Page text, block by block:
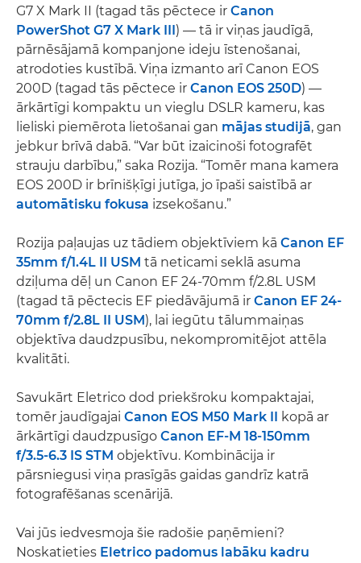
G7 X Mark II (tagad tās pēctece ir Canon
PowerShot G7 X Mark III) — tā ir viņas jaudīgā,
pārnēsājamā kompanjone ideju īstenošanai,
atrodoties kustībā. Viņa izmanto arī Canon EOS
200D (tagad tās pēctece ir Canon EOS 250D) —
ārkārtīgi kompaktu un vieglu DSLR kameru, kas
lieliski piemērota lietošanai gan mājas studijā, gan
jebkur brīvā dabā. “Var būt izaicinoši fotografēt
strauju darbību,” saka Rozija. “Tomēr mana kamera
EOS 200D ir brīnišķīgi jutīga, jo īpaši saistībā ar
automātisku fokusa izsekošanu.”
Rozija paļaujas uz tādiem objektīviem kā Canon EF
35mm f/1.4L II USM tā neticami seklā asuma
dziļuma dēļ un Canon EF 24-70mm f/2.8L USM
(tagad tā pēctecis EF piedāvājumā ir Canon EF 24-
70mm f/2.8L II USM), lai iegūtu tālummaiņas
objektīva daudzpusību, nekompromitējot attēla
kvalitāti.
Savukārt Eletrico dod priekšroku kompaktajai,
tomēr jaudīgajai Canon EOS M50 Mark II kopā ar
ārkārtīgi daudzpusīgo Canon EF-M 18-150mm
f/3.5-6.3 IS STM objektīvu. Kombinācija ir
pārsniegusi viņa prasīgās gaidas gandrīz katrā
fotografēšanas scenārijā.
Vai jūs iedvesmoja šie radošie paņēmieni?
Noskatieties Eletrico padomus labāku kadru